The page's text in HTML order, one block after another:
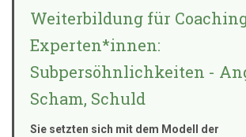
Weiterbildung für
Experten*innen:
Subpersöhnlichkeiten -
Scham, Schuld
Sie setzten sich mit dem Modell der